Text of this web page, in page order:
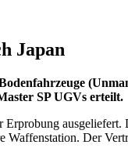
Japan
SP UGVs erteilt.
Der